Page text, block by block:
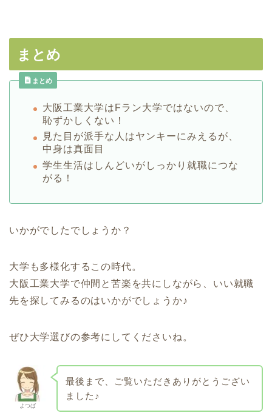
まとめ
まとめ
大阪工業大学はFラン大学ではないので、
恥ずかしくない！
見た目が派手な人はヤンキーにみえるが、
中身は真面目
学生生活はしんどいがしっかり就職につな
がる！
いかがでしたでしょうか？
大学も多様化するこの時代。
大阪工業大学で仲間と苦楽を共にしながら、いい就職
先を探してみるのはいかがでしょうか♪
ぜひ大学選びの参考にしてくださいね。
よつば
最後まで、ご覧いただきありがとうござい
ました♪